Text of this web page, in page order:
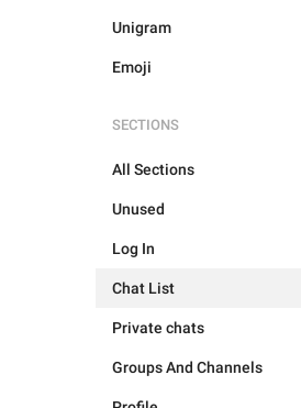
Unigram
Emoji
SECTIONS
All Sections
Unused
Log In
Chat List
Private chats
Groups And Channels